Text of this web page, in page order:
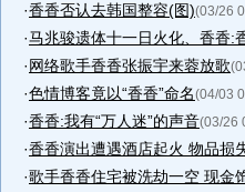
·香香否认去韩国整容(图)(03/26
·马兆骏遗体十一日火化、香香:
·网络歌手香香张振宇来蓉放歌
·色情博客竟以“香香”命名(04/03
·香香:我有“万人迷”的声音(03/26
·香香演出遭遇酒店起火 物品损
·歌手香香住宅被洗劫一空 现金